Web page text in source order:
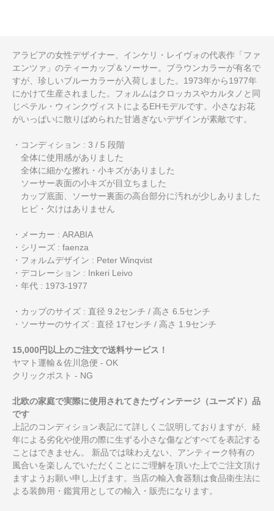
アラビアの女性デザイナー、インケリ・レイヴォの代表作「ファ
エンツァ」のティーカップ＆ソーサー。ブラウンカラーが有名で
すが、珍しいブルーカラーが入荷しました。1973年から1977年
にかけて生産されました。フォルムはクロッカスやカルタノと同
じペテル・ウィンクヴィストによるEHモデルです。小さなお花
がいっぱいに散りばめられた甘過ぎないデザインが素敵です。
・コンディション : 3 / 5 段階
全体に使用感がありました
全体に細かな擦れ・小キズがありました
ソーサー表面の小キズが目立ちました
カップ底面、ソーサー裏面の高台部分に汚れが少しありました
ヒビ・欠けはありません
・メーカー : ARABIA
・シリーズ : faenza
・フォルムデザイン : Peter Winqvist
・デコレーション : Inkeri Leivo
・年代 : 1973-1977
・カップのサイズ : 直径 9.2センチ / 高さ 6.5センチ
・ソーサーのサイズ : 直径 17センチ / 高さ 1.9センチ
15,000円以上のご注文で送料サービス！
ヤマト運輸＆佐川急便 - OK
クリックポスト - NG
北欧の家庭で実際に使用されてきたヴィンテージ（ユーズド）品
です
上記のコンディション表記にて詳しくご説明しておりますが、経
年による劣化や使用の際に生ずる小さな傷などすべてを表記する
ことはできません。 新品では味わえない、アンティーク特有の
風合いを楽しんでいただくことにご理解を頂いた上でご注文頂け
ますようお願い申し上げます。当店の輸入食器類は食品衛生法に
よる装飾用・鑑賞用としての輸入・販売になります。